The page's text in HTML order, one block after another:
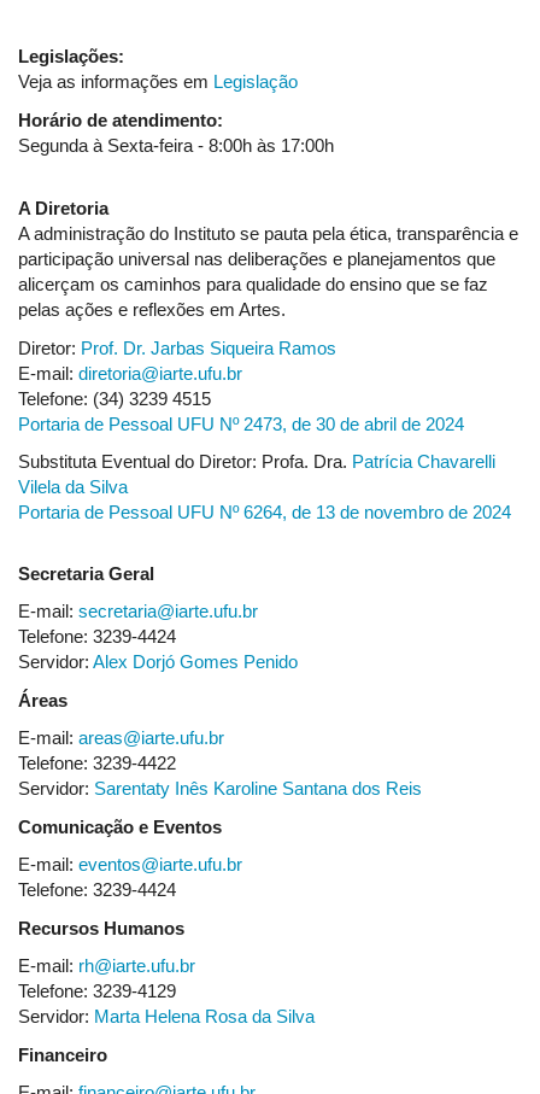
Legislações:
Veja as informações em Legislação
Horário de atendimento:
Segunda à Sexta-feira - 8:00h às 17:00h
A Diretoria
A administração do Instituto se pauta pela ética, transparência e
participação universal nas deliberações e planejamentos que
alicerçam os caminhos para qualidade do ensino que se faz
pelas ações e reflexões em Artes.
Diretor: Prof. Dr. Jarbas Siqueira Ramos
E-mail: diretoria@iarte.ufu.br
Telefone: (34) 3239 4515
Portaria de Pessoal UFU Nº 2473, de 30 de abril de 2024
Substituta Eventual do Diretor: Profa. Dra. Patrícia Chavarelli
Vilela da Silva
Portaria de Pessoal UFU Nº 6264, de 13 de novembro de 2024
Secretaria Geral
E-mail: secretaria@iarte.ufu.br
Telefone: 3239-4424
Servidor: Alex Dorjó Gomes Penido
Áreas
E-mail: areas@iarte.ufu.br
Telefone: 3239-4422
Servidor: Sarentaty Inês Karoline Santana dos Reis
Comunicação e Eventos
E-mail: eventos@iarte.ufu.br
Telefone: 3239-4424
Recursos Humanos
E-mail: rh@iarte.ufu.br
Telefone: 3239-4129
Servidor: Marta Helena Rosa da Silva
Financeiro